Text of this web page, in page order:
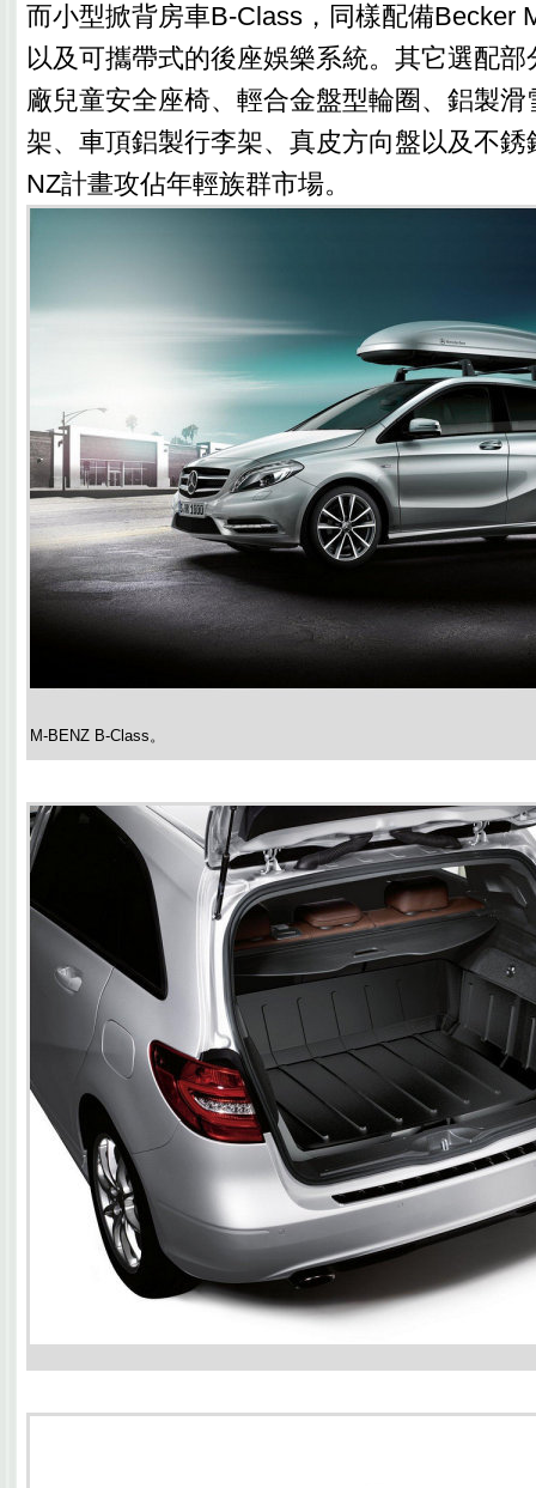
而小型掀背房車B-Class，同樣配備Becker
以及可攜帶式的後座娛樂系統。其它選配
廠兒童安全座椅、輕合金盤型輪圈、鋁製
架、車頂鋁製行李架、真皮方向盤以及不
NZ計畫攻佔年輕族群市場。
M-BENZ B-Class。